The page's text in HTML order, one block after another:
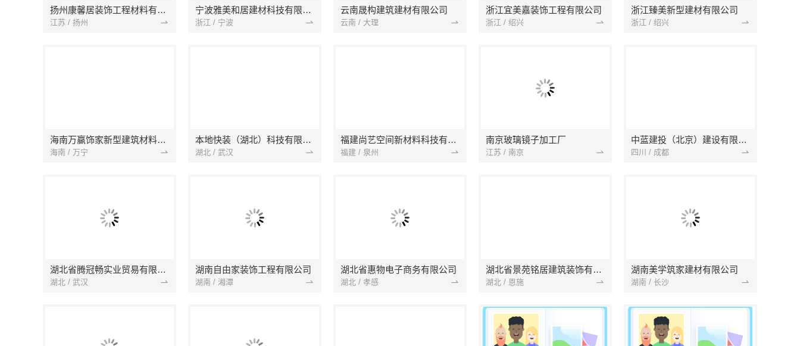
扬州康馨居装饰工程材料有限公司
江苏 / 扬州
宁波雅美和居建材科技有限公司
浙江 / 宁波
云南晟构建筑建材有限公司
云南 / 大理
浙江宜美嘉装饰工程有限公司
浙江 / 绍兴
浙江臻美新型建材有限公司
浙江 / 绍兴
海南万赢饰家新型建筑材料有限公司
海南 / 万宁
本地快装（湖北）科技有限公司
湖北 / 武汉
福建尚艺空间新材料科技有限公司
福建 / 泉州
南京玻璃镜子加工厂
江苏 / 南京
中蓝建投（北京）建设有限公司四川第一分公司
四川 / 成都
湖北省腾冠畅实业贸易有限公司
湖北 / 武汉
湖南自由家装饰工程有限公司
湖南 / 湘潭
湖北省惠物电子商务有限公司
湖北 / 孝感
湖北省景苑铭居建筑装饰有限公司
湖北 / 恩施
湖南美学筑家建材有限公司
湖南 / 长沙